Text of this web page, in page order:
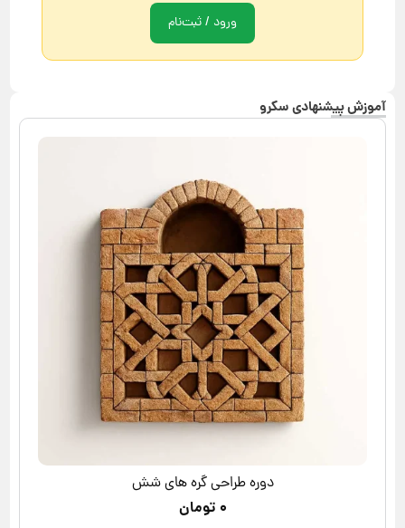
ورود / ثبت‌نام
آموزش پیشنهادی سکرو
دوره طراحی گره های شش
۰ تومان